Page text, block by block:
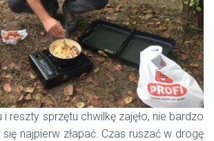
reszty sprzętu chwilkę zajęło, nie bardzo
się najpierw złapać. Czas ruszać w drogę